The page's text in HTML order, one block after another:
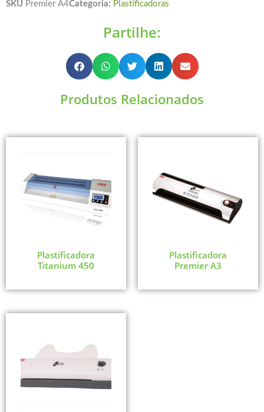
SKU Premier A4Categoria: Plastificadoras
Partilhe:
Produtos Relacionados
Plastificadora
Titanium 450
Plastificadora
Premier A3